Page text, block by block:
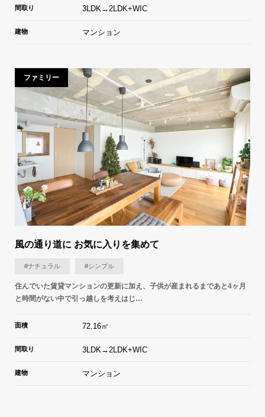
間取り 3LDK→2LDK+WIC
建物 マンション
ファミリー
風の通り道に お気に入りを集めて
#ナチュラル #シンプル
住んでいた賃貸マンションの更新に加え、子供が産まれるまであと4ヶ月
と時間がない中で引っ越しを考えはじ…
面積 72.16㎡
間取り 3LDK→2LDK+WIC
建物 マンション